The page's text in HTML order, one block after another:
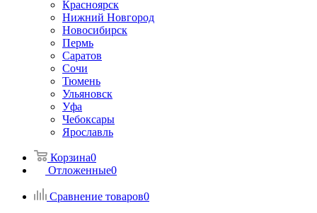
Красноярск
Нижний Новгород
Новосибирск
Пермь
Саратов
Сочи
Тюмень
Ульяновск
Уфа
Чебоксары
Ярославль
Корзина0
Отложенные0
Сравнение товаров0